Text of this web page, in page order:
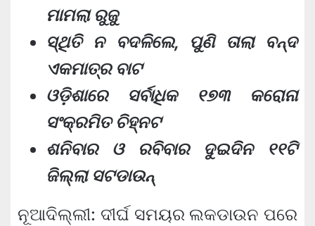
ମାମଲା ରୁଜୁ
ସ୍ଥିତି ନ ବଦଳିଲେ, ପୁଣି ତାଲା ବନ୍ଦ
ଏକମାତ୍ର ବାଟ
ଓଡ଼ିଶାରେ ସର୍ବାଧିକ ୧୭୩ କରୋନା
ସଂକ୍ରମିତ ଚିହ୍ନଟ
ଶନିବାର ଓ ରବିବାର ଦୁଇଦିନ ୧୧ଟି
ଜିଲ୍ଲା ସଟଡାଉନ୍
ନୂଆଦିଲ୍ଲୀ: ଦୀର୍ଘ ସମୟର ଲକଡାଉନ ପରେ